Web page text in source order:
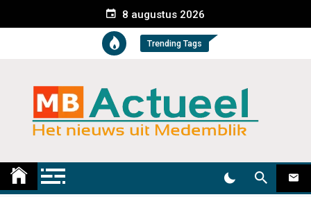
e
t
8 augustus 2026
Trending Tags
Medemblik Actueel